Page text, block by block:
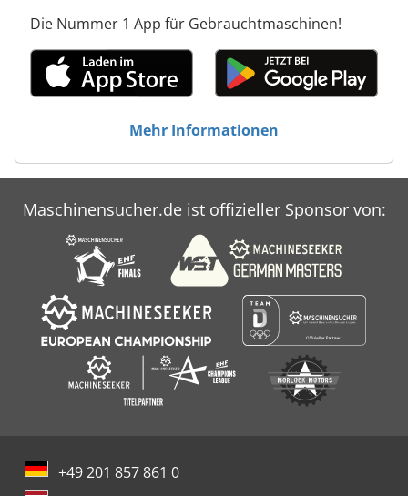
Die Nummer 1 App für Gebrauchtmaschinen!
Mehr Informationen
Maschinensucher.de ist offizieller Sponsor von:
+49 201 857 861 0